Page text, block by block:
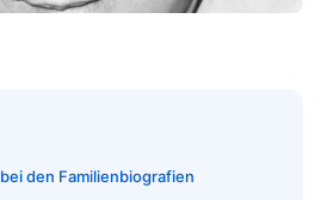
den Familienbiografien